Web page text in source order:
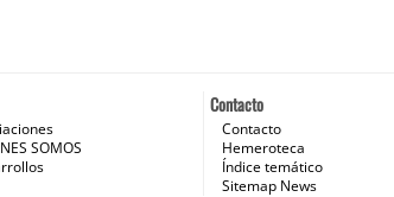
Contacto
Contacto
Hemeroteca
Índice temático
Sitemap News
SOMOS